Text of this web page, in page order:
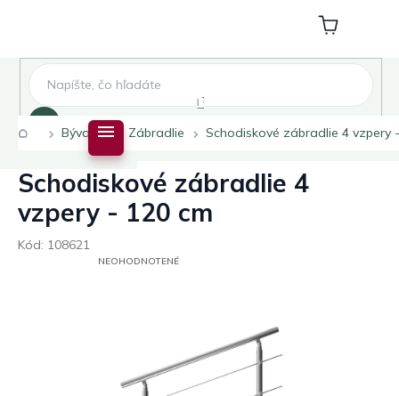
Nákupný
košík
Domov
Bývanie Zábradlie Schodiskové zábradlie 4 vzpery
Schodiskové zábradlie 4
vzpery - 120 cm
Kód: 108621
PRIEMERNÉNEOHODNOTENÉ